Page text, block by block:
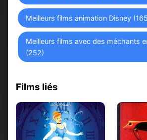
Meilleurs films animation Disney
Meilleurs films avec des méchants
(252)
Films liés